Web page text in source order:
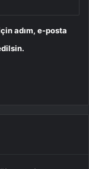
adım, e-posta